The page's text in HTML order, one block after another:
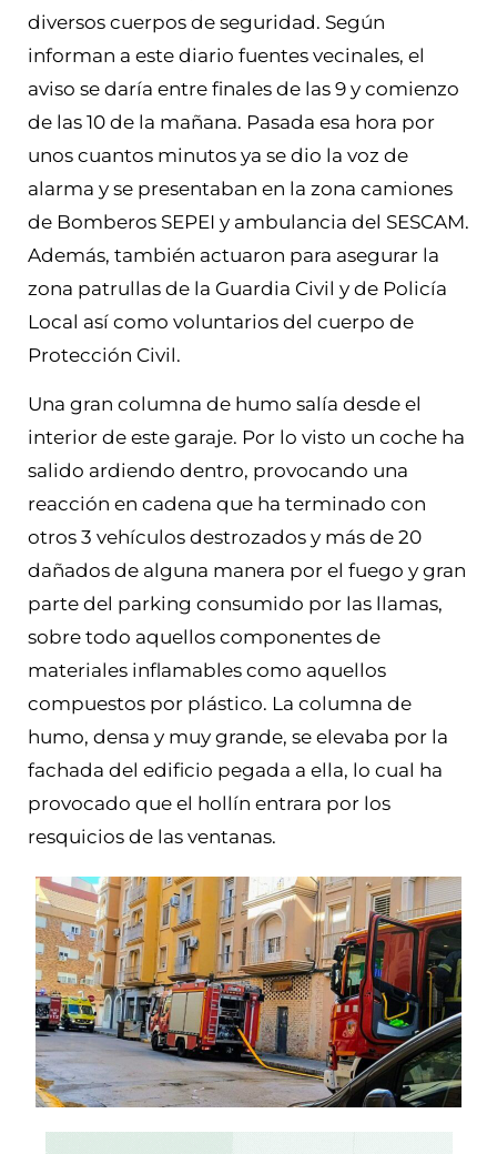
diversos cuerpos de seguridad. Según
informan a este diario fuentes vecinales, el
aviso se daría entre finales de las 9 y comienzo
de las 10 de la mañana. Pasada esa hora por
unos cuantos minutos ya se dio la voz de
alarma y se presentaban en la zona camiones
de Bomberos SEPEI y ambulancia del SESCAM.
Además, también actuaron para asegurar la
zona patrullas de la Guardia Civil y de Policía
Local así como voluntarios del cuerpo de
Protección Civil.
Una gran columna de humo salía desde el
interior de este garaje. Por lo visto un coche ha
salido ardiendo dentro, provocando una
reacción en cadena que ha terminado con
otros 3 vehículos destrozados y más de 20
dañados de alguna manera por el fuego y gran
parte del parking consumido por las llamas,
sobre todo aquellos componentes de
materiales inflamables como aquellos
compuestos por plástico. La columna de
humo, densa y muy grande, se elevaba por la
fachada del edificio pegada a ella, lo cual ha
provocado que el hollín entrara por los
resquicios de las ventanas.